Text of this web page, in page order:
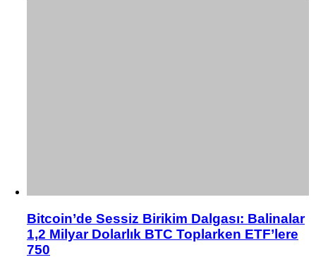
Bitcoin’de Sessiz Birikim Dalgası: Balinalar
1,2 Milyar Dolarlık BTC Toplarken ETF’lere
750